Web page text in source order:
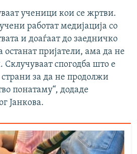
ученици кои се жртви.
работат медијација со
и доаѓаат до заедничко
пријатели, ама да не
Склучуваат спогодба што е
страни за да не продолжи
понатаму“, додаде
Јанкова.